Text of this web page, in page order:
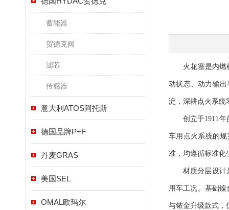
蓄能器
贺德克阀
滤芯
传感器
意大利ATOS阿托斯
德国品牌P+F
丹麦GRAS
美国SEL
OMAL欧玛尔
火花塞是内燃机
动状态、动力输
淀，深耕点火系统
创立于1911年的
车用点火系统的
准，均遵循标准化
材质分层设计是
用车工况。基础
与铱金升级款式，